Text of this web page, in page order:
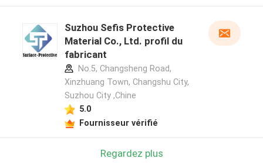
Suzhou Sefis Protective
Material Co., Ltd. profil du
fabricant
No.5, Changsheng Road,
Xinzhuang Town, Changshu City,
Suzhou City ,Chine
5.0
Fournisseur vérifié
Regardez plus